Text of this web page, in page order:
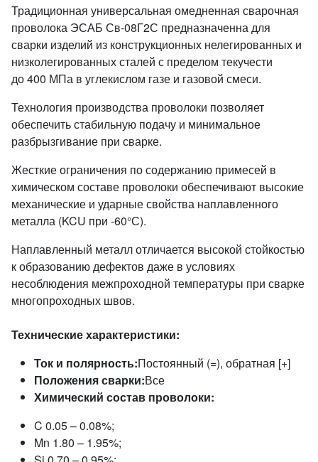
Традиционная универсальная омедненная сварочная
проволока ЭСАБ Св-08Г2С предназначенна для
сварки изделий из конструкционных нелегированных и
низколегированных сталей с пределом текучести
до400 МПа в углекислом газе и газовой смеси.
Технология производства проволоки позволяет
обеспечить стабильную подачу и минимальное
разбрызгивание при сварке.
Жесткие ограничения по содержанию примесей в
химическом составе проволоки обеспечивают высокие
механические и ударные свойства наплавленного
металла (KCU при -60°С).
Наплавленный металл отличается высокой стойкостью
к образованию дефектов даже в условиях
несоблюдения межпроходной температуры при сварке
многопроходных швов.
Технические характеристики:
Ток и полярность:Постоянный (=), обратная [+]
Положения сварки:Все
Химический состав проволоки:
C 0.05 – 0.08%;
Mn 1.80 – 1.95%;